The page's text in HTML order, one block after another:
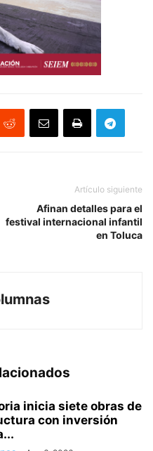
Artículo siguiente
Afinan detalles para el
festival internacional infantil
en Toluca
inicia siete obras de
con inversión